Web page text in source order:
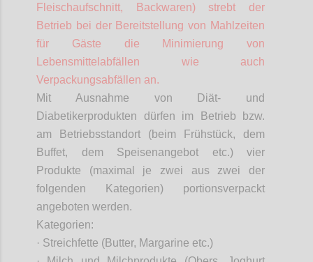
Fleischaufschnitt, Backwaren) strebt der
Betrieb bei der Bereitstellung von Mahlzeiten
für Gäste die Minimierung von
Lebensmittelabfällen wie auch
Verpackungsabfällen an.
Mit Ausnahme von Diät- und
Diabetikerprodukten dürfen im Betrieb bzw.
am Betriebsstandort (beim Frühstück, dem
Buffet, dem Speisenangebot etc.) vier
Produkte (maximal je zwei aus zwei der
folgenden Kategorien) portionsverpackt
angeboten werden.
Kategorien:
· Streichfette (Butter, Margarine etc.)